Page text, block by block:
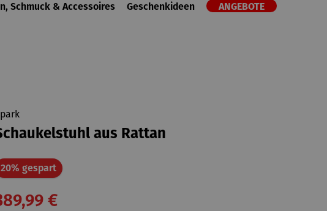
Schmuck & Accessoires Geschenkideen ANGEBOTE
aus Rattan
20% gespartRabatt
€